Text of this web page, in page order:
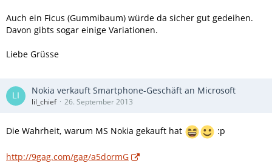
Auch ein Ficus (Gummibaum) würde da sicher gut gedeihen.
Davon gibts sogar einige Variationen.
Liebe Grüsse
Nokia verkauft Smartphone-Geschäft an Microsoft
lil_chief 26. September 2013
Die Wahrheit, warum MS Nokia gekauft hat :p
http://9gag.com/gag/a5dormG